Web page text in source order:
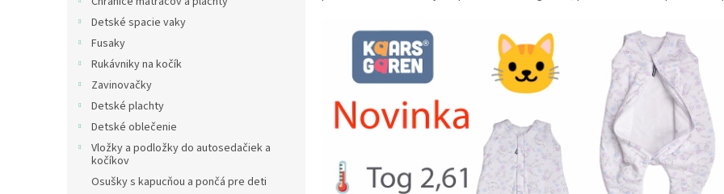
Detské spacie vaky
Fusaky
Rukávniky na kočík
Zavinovačky
Detské plachty
Detské oblečenie
Vložky a podložky do autosedačiek a
kočíkov
Osušky s kapucňou a pončá pre deti